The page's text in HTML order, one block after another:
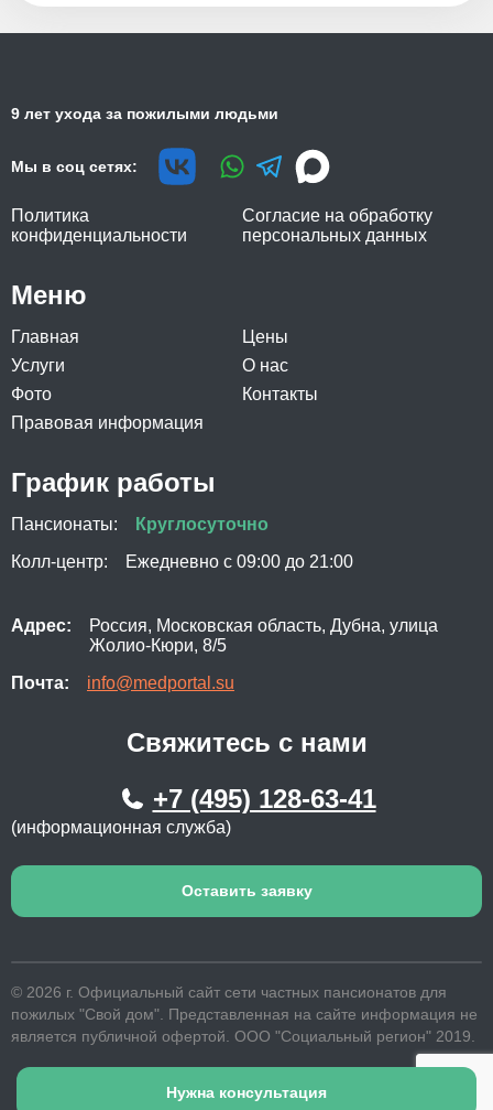
9 лет ухода за пожилыми людьми
Мы в соц сетях:
Политика
конфиденциальности
Согласие на обработку
персональных данных
Меню
Главная
Цены
Услуги
О нас
Фото
Контакты
Правовая информация
График работы
Пансионаты:
Круглосуточно
Колл-центр:
Ежедневно с 09:00 до 21:00
Адрес:
Россия, Московская область, Дубна, улица
Жолио-Кюри, 8/5
Почта:
info@medportal.su
Свяжитесь с нами
+7 (495) 128-63-41
(информационная служба)
Оставить заявку
© 2026 г. Официальный сайт сети частных пансионатов для
пожилых "Свой дом". Представленная на сайте информация не
является публичной офертой. ООО "Социальный регион" 2019.
Нужна консультация